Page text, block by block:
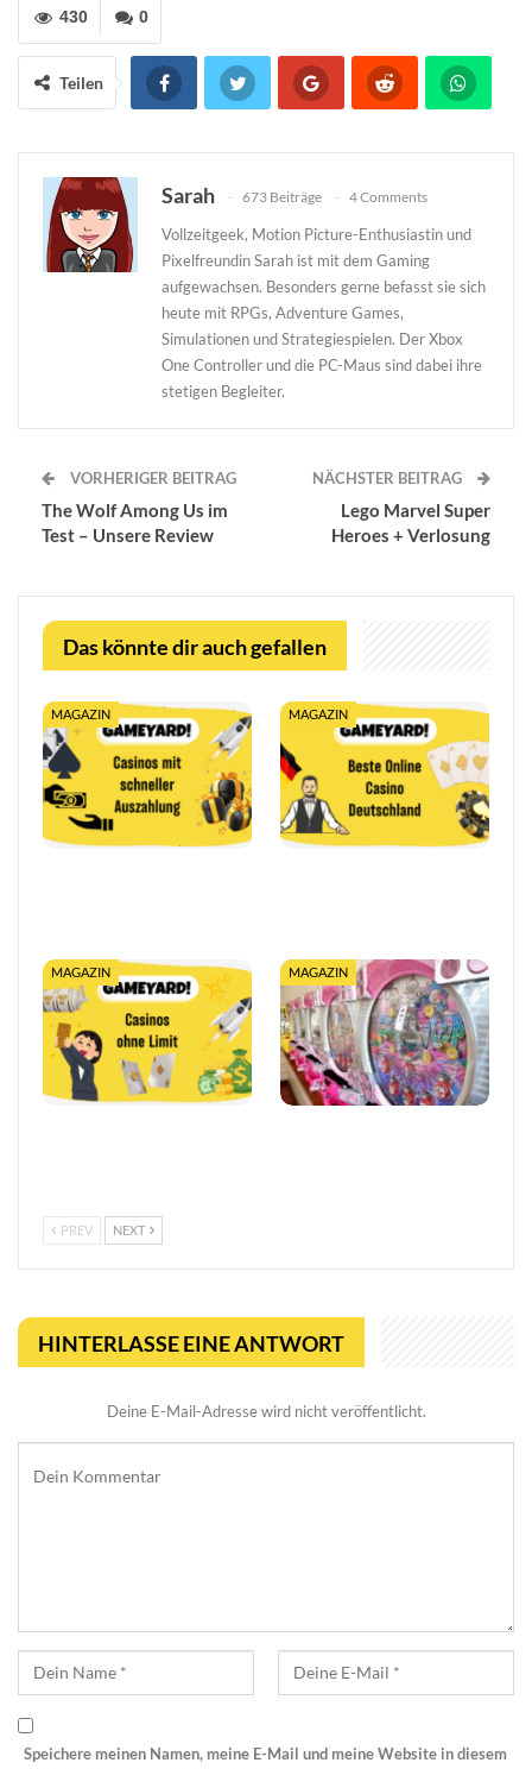
0
430
Teilen
Sarah 673 Beiträge 4 Comments
Vollzeitgeek, Motion Picture-Enthusiastin und
Pixelfreundin Sarah ist mit dem Gaming
aufgewachsen. Besonders gerne befasst sie sich
heute mit RPGs, Adventure Games,
Simulationen und Strategiespielen. Der Xbox
One Controller und die PC-Maus sind dabei ihre
stetigen Begleiter.
VORHERIGER BEITRAG
The Wolf Among Us im
Test – Unsere Review
NÄCHSTER BEITRAG
Lego Marvel Super
Heroes + Verlosung
Das könnte dir auch gefallen
MAGAZIN MAGAZIN
MAGAZIN MAGAZIN
PREV NEXT
HINTERLASSE EINE ANTWORT
Deine E-Mail-Adresse wird nicht veröffentlicht.
Speichere meinen Namen, meine E-Mail und meine Website in diesem